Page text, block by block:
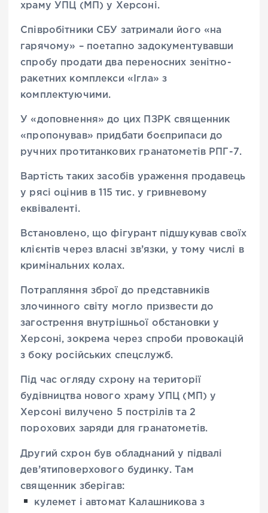
храму УПЦ (МП) у Херсоні.
Співробітники СБУ затримали його «на
гарячому» – поетапно задокументувавши
спробу продати два переносних зенітно-
ракетних комплекси «Ігла» з
комплектуючими.
У «доповнення» до цих ПЗРК священник
«пропонував» придбати боєприпаси до
ручних протитанкових гранатометів РПГ-7.
Вартість таких засобів ураження продавець
у рясі оцінив в 115 тис. у гривневому
еквіваленті.
Встановлено, що фігурант підшукував своїх
клієнтів через власні зв’язки, у тому числі в
кримінальних колах.
Потрапляння зброї до представників
злочинного світу могло призвести до
загострення внутрішньої обстановки у
Херсоні, зокрема через спроби провокацій
з боку російських спецслужб.
Під час огляду схрону на території
будівництва нового храму УПЦ (МП) у
Херсоні вилучено 5 пострілів та 2
порохових заряди для гранатометів.
Другий схрон був обладнаний у підвалі
дев’ятиповерхового будинку. Там
священник зберігав:
кулемет і автомат Калашникова з